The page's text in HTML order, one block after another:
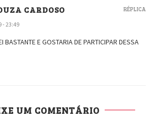
CARDOSO
- 23:49
BASTANTE E GOSTARIA DE PARTICIPAR DESSA
RÉPLICA
UM COMENTÁRIO